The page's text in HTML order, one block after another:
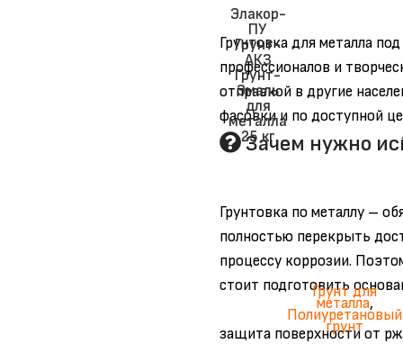
Элакор-
ПУ
Грунт-
АКЗ
Грунт-
Эмаль
для
металла
25 кг
Грунт для
металла,
Полиуретановый
грунт
Грунтовка для металла
профессионалов и
отправкой в другие
Зачем нужно
Грунтовка по металлу –
полностью перекрыть
процессу коррозии.
стоит подготовить
защита поверхности от